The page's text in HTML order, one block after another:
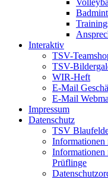
Interaktiv
TSV-
TSV-
WIR-Heft
E-Mail
E-Mail
Impressum
Datenschutz
TSV
Informationen
Prüflinge